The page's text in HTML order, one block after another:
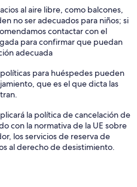
al aire libre, como balcones,
no ser adecuados para niños; si
contactar con el
para confirmar que puedan
adecuada
políticas para huéspedes pueden
que es el que dicta las
la política de cancelación de
con la normativa de la UE sobre
los servicios de reserva de
al derecho de desistimiento.